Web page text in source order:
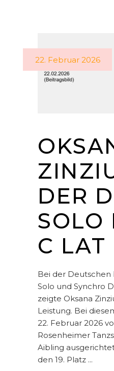
22. Februar 2026
DER
SOLO
C LAT
Bei der Deutschen
Solo und Synchro
zeigte Oksana
Leistung. Bei
22. Februar 2026
Rosenheimer
Aibling
den 19. Platz